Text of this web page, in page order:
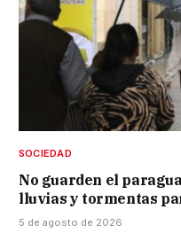
SOCIEDAD
No guarden el
lluvias y tormentas
5 de agosto de 2026